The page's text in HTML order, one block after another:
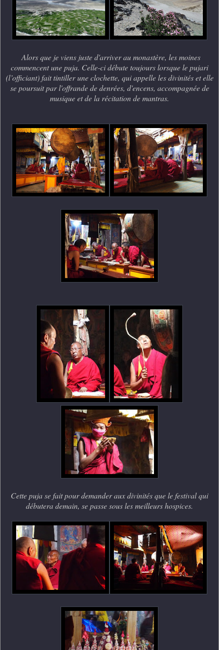
Alors que je viens juste d'arriver au monastère, les moines
commencent une puja. Celle-cidébute toujours lorsque le pujari
(l’officiant) fait tintiller une clochette, qui appelle les divinités et elle
se poursuit par l'offrande de denrées, d'encens, accompagnée de
musique et de la récitation de mantras.
Cette puja se fait pour demander aux divinités que le festival qui
débutera demain, se passe sous les meilleurs hospices.